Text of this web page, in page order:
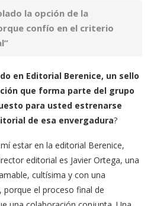
la opción de la
confío en el criterio
en Editorial Berenice, un sello
que forma parte del grupo
para usted estrenarse
de esa envergadura?
estar en la editorial Berenice,
editorial es Javier Ortega, una
cultísima y con una
el proceso final de